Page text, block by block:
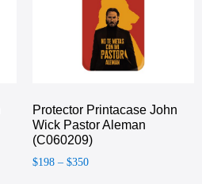
Protector Printacase John
Wick Pastor Aleman
(C060209)
$198 – $350